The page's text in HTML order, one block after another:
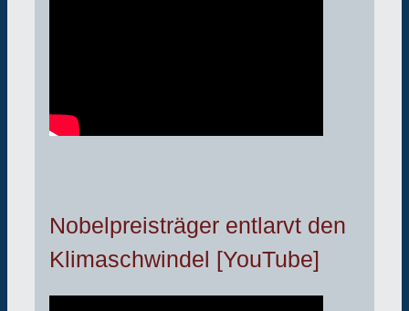
Nobelpreisträger entlarvt den
Klimaschwindel [YouTube]